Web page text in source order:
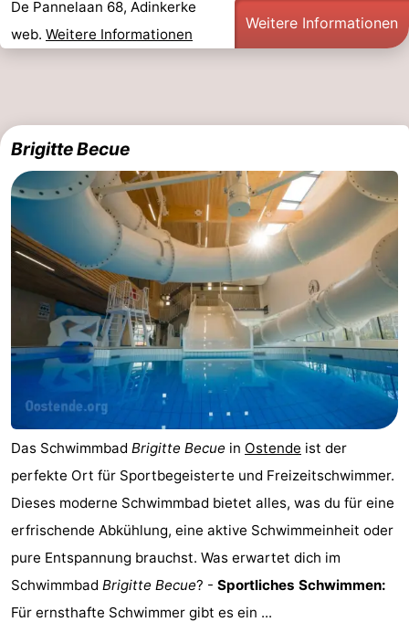
Radfahren
-
Golfplatze
-
Surfen
Essen
und
trinken
Veranstaltungen
Praktisch
Forum
Route
Parken
-
Küstetram
Medizin
Adressen
Region
Westflandern
-
De Pannelaan 68, Adinkerke
web. Weitere Informationen
Weitere Informationen
Brigitte Becue
Das Schwimmbad Brigitte Becue in Ostende ist der
perfekte Ort für Sportbegeisterte und Freizeitschwimmer.
Dieses moderne Schwimmbad bietet alles, was du für eine
erfrischende Abkühlung, eine aktive Schwimmeinheit oder
pure Entspannung brauchst. Was erwartet dich im
Schwimmbad Brigitte Becue? - Sportliches Schwimmen:
Für ernsthafte Schwimmer gibt es ein ...